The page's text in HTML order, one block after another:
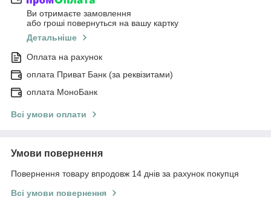
Ви отримаєте замовлення
або гроші повернуться на вашу картку
Детальніше
Оплата на рахунок
оплата Приват Банк (за реквізитами)
оплата МоноБанк
Всі умови оплати
Умови повернення
Повернення товару впродовж 14 днів за рахунок покупця
Всі умови повернення